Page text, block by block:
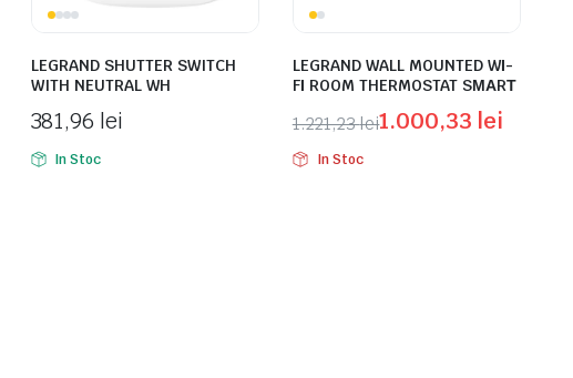
LEGRAND SHUTTER SWITCH
WITH NEUTRAL WH
381,96 lei
In Stoc
LEGRAND WALL MOUNTED WΙ-
FΙ ROOM THERMOSTAT SΜΑRΤ
1.221,23lei
Prețul
inițial
1.000,33 lei
Prețul
curent
In Stoc